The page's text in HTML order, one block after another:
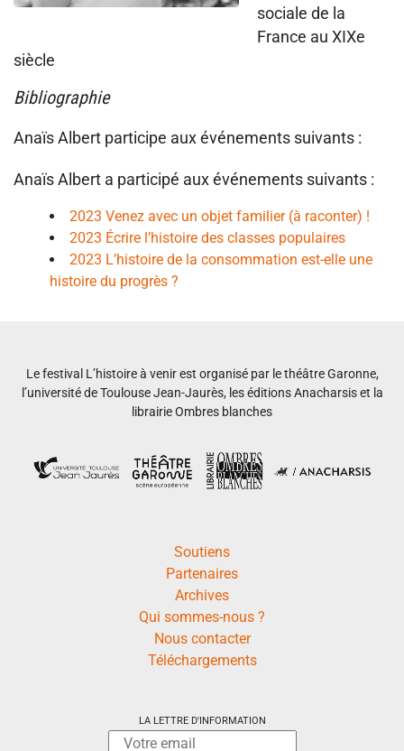
sociale de la
France au XIXe
siècle
Bibliographie
Anaïs Albert participe aux événements suivants :
Anaïs Albert a participé aux événements suivants :
2023 Venez avec un objet familier (à raconter) !
2023 Écrire l’histoire des classes populaires
2023 L’histoire de la consommation est-elle une
histoire du progrès ?
Le festival L’histoire à venir est organisé par le théâtre Garonne,
l’université de Toulouse Jean-Jaurès, les éditions Anacharsis et la
librairie Ombres blanches
Soutiens
Partenaires
Archives
Qui sommes-nous ?
Nous contacter
Téléchargements
LA LETTRE D'INFORMATION